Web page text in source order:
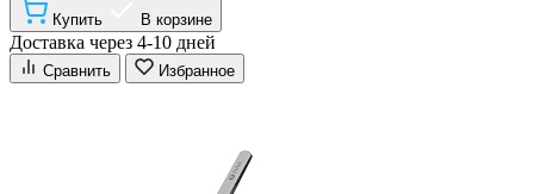
Купить В корзине
Доставка через 4-10 дней
Сравнить Избранное